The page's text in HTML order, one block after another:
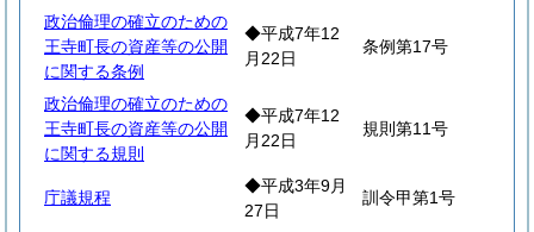
政治倫理の確立のための
王寺町長の資産等の公開
に関する条例
◆平成7年12
月22日
条例第17号
政治倫理の確立のための
王寺町長の資産等の公開
に関する規則
◆平成7年12
月22日
規則第11号
庁議規程
◆平成3年9月
27日
訓令甲第1号